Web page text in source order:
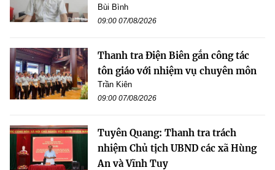
Bùi Bình
09:00 07/08/2026
Thanh tra Điện Biên gắn công tác
tôn giáo với nhiệm vụ chuyên môn
Trần Kiên
09:00 07/08/2026
Tuyên Quang: Thanh tra trách
nhiệm Chủ tịch UBND các xã Hùng
An và Vĩnh Tuy